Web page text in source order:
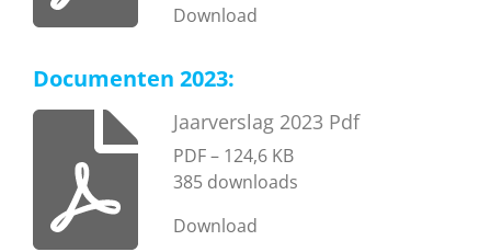
Download
Documenten 2023:
Jaarverslag 2023 Pdf
PDF – 124,6 KB
385 downloads
Download